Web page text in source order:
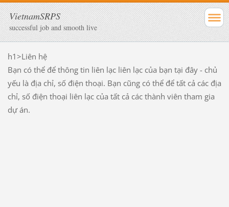
VietnamSRPS
successful job and smooth live
h1>Liên hệ
Bạn có thể để thông tin liên lạc liên lạc của bạn tại đây - chủ
yếu là địa chỉ, số điện thoại. Bạn cũng có thể để tất cả các địa
chỉ, số điện thoại liên lạc của tất cả các thành viên tham gia
dự án.